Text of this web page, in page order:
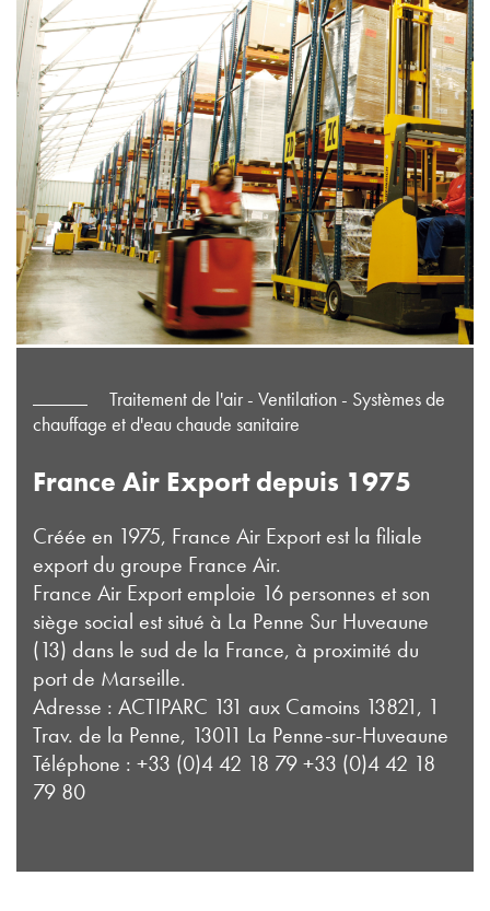
Traitement de l'air - Ventilation - Systèmes de
chauffage et d'eau chaude sanitaire
France Air Export depuis 1975
Créée en 1975, France Air Export est la filiale
export du groupe France Air.
France Air Export emploie 16 personnes et son
siège social est situé à La Penne Sur Huveaune
(13) dans le sud de la France, à proximité du
port de Marseille.
Adresse : ACTIPARC 131 aux Camoins 13821, 1
Trav. de la Penne, 13011 La Penne-sur-Huveaune
Téléphone : +33 (0)4 42 18 79 +33 (0)4 42 18
79 80